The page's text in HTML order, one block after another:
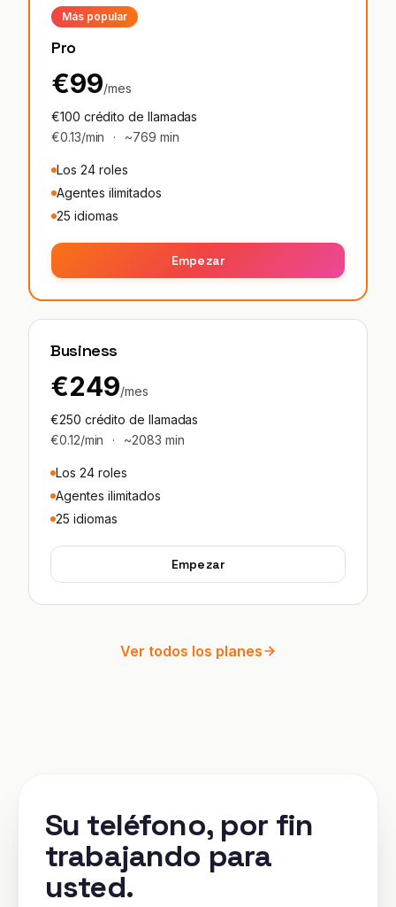
Más popular
Pro
€99/mes
€100 crédito de llamadas
€0.13/min
· ~769 min
Los 24 roles
Agentes ilimitados
25 idiomas
Empezar
Business
€249/mes
€250 crédito de llamadas
€0.12/min
· ~2083 min
Los 24 roles
Agentes ilimitados
25 idiomas
Empezar
Ver todos los planes
Su teléfono, por fin
trabajando para
usted.